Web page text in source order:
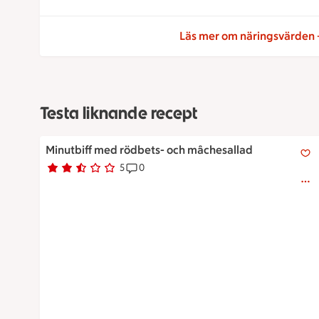
Läs mer om näringsvärden
Testa liknande recept
Minutbiff med rödbets- och mâchesallad
Betyg 2.6 av 5. 5
5 personer har röstatReceptet har 0 kommentarer
0
Minutbiff med rödbets- och mâchesallad